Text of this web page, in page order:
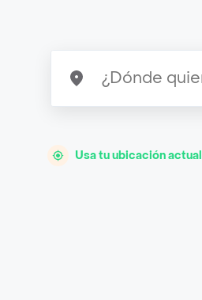
Usa tu ubicación actual